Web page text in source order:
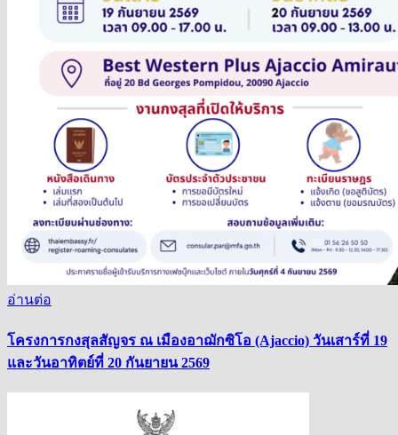
อ่านต่อ
โครงการกงสุลสัญจร ณ เมืองอาฌักซิโอ (Ajaccio) วันเสาร์ที่ 19
และวันอาทิตย์ที่ 20 กันยายน 2569